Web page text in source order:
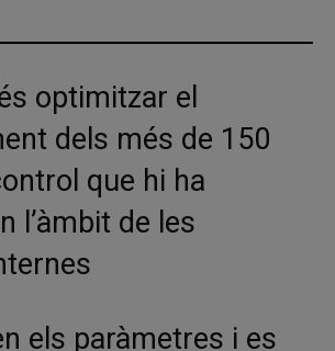
optimitzar el
dels més de 150
que hi ha
l’àmbit de les
els paràmetres i es